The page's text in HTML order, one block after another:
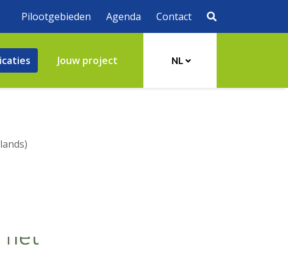
Pilootgebieden Agenda Contact
Jouw project NL